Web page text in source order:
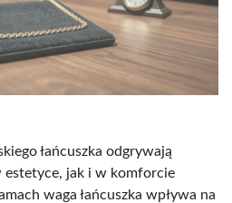
łańcuszka odgrywają
estetyce, jak i w komforcie
waga łańcuszka wpływa na